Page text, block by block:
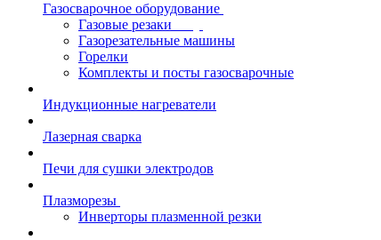
Газосварочное оборудование
Газовые резаки
Газорезательные машины
Горелки
Комплекты и посты газосварочные
Индукционные нагреватели
Лазерная сварка
Печи для сушки электродов
Плазморезы
Инверторы плазменной резки